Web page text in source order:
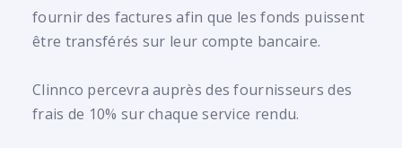
fournir des factures afin que les fonds puissent
être transférés sur leur compte bancaire.
Clinnco percevra auprès des fournisseurs des
frais de 10% sur chaque service rendu.